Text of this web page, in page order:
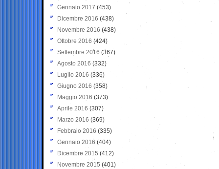
Gennaio 2017 (453)
Dicembre 2016 (438)
Novembre 2016 (438)
Ottobre 2016 (424)
Settembre 2016 (367)
Agosto 2016 (332)
Luglio 2016 (336)
Giugno 2016 (358)
Maggio 2016 (373)
Aprile 2016 (307)
Marzo 2016 (369)
Febbraio 2016 (335)
Gennaio 2016 (404)
Dicembre 2015 (412)
Novembre 2015 (401)